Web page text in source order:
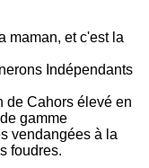
maman, et c'est la
Indépendants
de Cahors élevé en
gamme
vendangées à la
foudres.